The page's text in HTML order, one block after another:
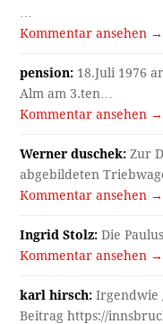
Kommentar ansehen →
pension: 18.Juli 1976
Alm am 3.ten…
Kommentar ansehen →
Werner duschek: Zur
abgebildeten
Kommentar ansehen →
Ingrid Stolz: Die
Kommentar ansehen →
karl hirsch: Irgendwie
Beitrag https://